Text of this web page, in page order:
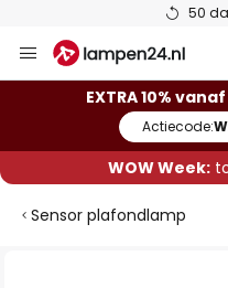
50
naar
EXTRA 10%
Actiecode:
WOW Week:
Sensor plafondlamp